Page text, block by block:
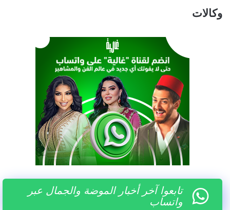
وكالات
تابعوا آخر أخبار الموضة والجمال عبر
واتساب